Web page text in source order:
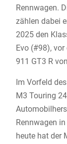
Rennwagen.
zählen dabei
2025 den
Evo (#98),
911 GT3 R
Im Vorfeld
M3 Touring
Rennwagen
heute hat der